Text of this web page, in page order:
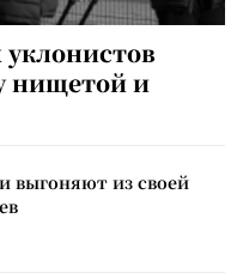
нищетой и
выгоняют из своей